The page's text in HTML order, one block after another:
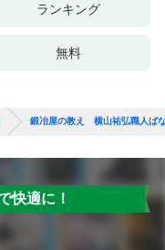
ランキング
無料
鍛冶屋の教え 横山祐弘職人ば
快適に！